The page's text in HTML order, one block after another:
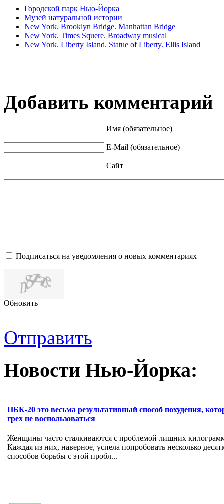
Городской парк Нью-Йорка
Музей натуральной истории
New York. Brooklyn Bridge. Manhattan Bridge
New York. Times Squere. Broadway musical
New York. Liberty Island. Statue of Liberty. Ellis Island
Добавить комментарий
Имя (обязательное)
E-Mail (обязательное)
Сайт
Подписаться на уведомления о новых комментариях
Обновить
Отправить
Новости Нью-Йорка:
ПБК-20 это весьма результативный способ похудения,
грех не воспользоваться
Женщины часто сталкиваются с проблемой лишних
Каждая из них, наверное, успела попробовать несколько
способов борьбы с этой пробл...